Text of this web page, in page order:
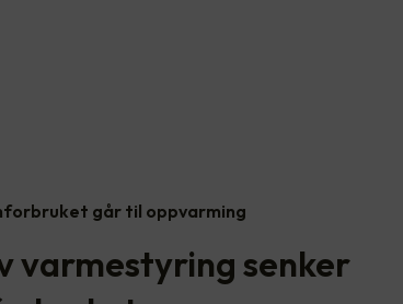
går til oppvarming
varmestyring senker